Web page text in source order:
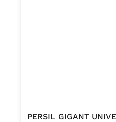
PERSIL GIGANT